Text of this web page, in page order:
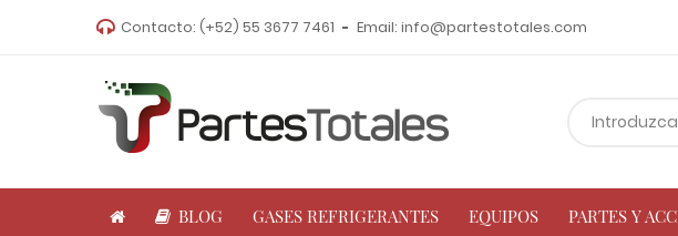
Contacto: (+52) 55 3677 7461 Email: info@partestotales.com
BLOG GASES REFRIGERANTES EQUIPOS PARTES Y